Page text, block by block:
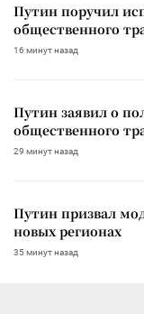
Путин поручил
общественного
16 минут назад
Путин заявил о
общественного
29 минут назад
Путин призвал
новых регионах
35 минут назад